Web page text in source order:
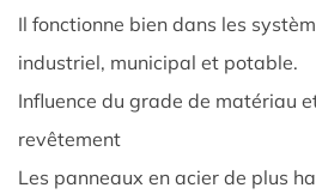
galvanisation
plongeur
2.2
Performance
Il fonctionne bien dans les
industriel, municipal et potable.
Influence du grade de matériau
revêtement
Les panneaux en acier de plus